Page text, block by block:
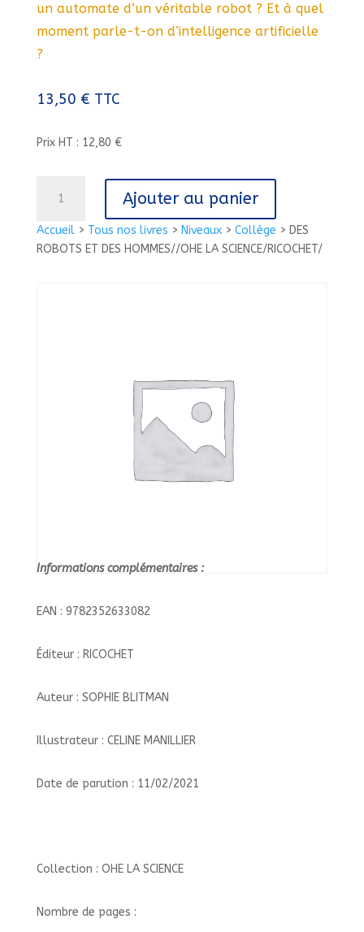
Accueil> Tous nos livres > Niveaux> Collège > DES
ROBOTS ET DES HOMMES//OHE LA SCIENCE/RICOCHET/
un automate d’un véritable robot ? Et à quel
moment parle-t-on d’intelligence artificielle
?
13,50 € TTC
Prix HT : 12,80 €
DES
ROBOTS
Ajouter au panier
Informations complémentaires :
EAN : 9782352633082
Éditeur : RICOCHET
Auteur : SOPHIE BLITMAN
Illustrateur : CELINE MANILLIER
Date de parution : 11/02/2021
Collection : OHE LA SCIENCE
Nombre de pages :